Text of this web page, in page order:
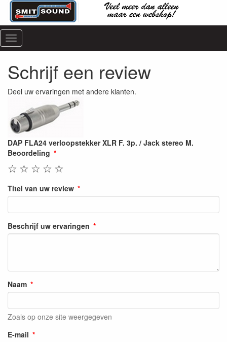
Menu
Schrijf een review
Deel uw ervaringen met andere klanten.
DAP FLA24 verloopstekker XLR F. 3p. / Jack stereo M.
Beoordeling
☆
☆
☆
☆
☆
Titel van uw review
Beschrijf uw ervaringen
Naam
Zoals op onze site weergegeven
E-mail